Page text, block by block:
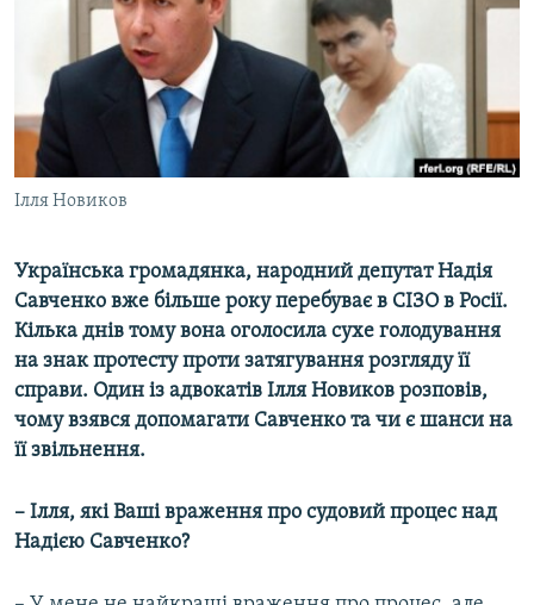
ВІДЕОУРОКИ «ELIFBE»
СВІДЧЕННЯ ОКУПАЦІЇ
УКРАЇНСЬКА ПРОБЛЕМА КРИМУ
Русский
Qırımtatar
ДОЛУЧАЙСЯ!
Усі сайти RFE/RL
Ілля Новиков
Українська громадянка, народний депутат Надія
Савченко вже більше року перебуває в СІЗО в Росії.
Кілька днів тому вона оголосила сухе голодування
на знак протесту проти затягування розгляду її
справи. Один із адвокатів Ілля Новиков розповів,
чому взявся допомагати Савченко та чи є шанси на
її звільнення.
– Ілля, які Ваші враження про судовий процес над
Надією Савченко?